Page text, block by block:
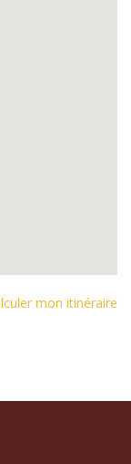
mon itinéraire